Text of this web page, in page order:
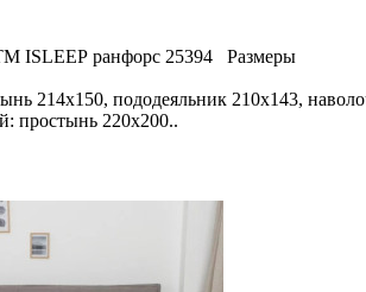
ISLEEP ранфорс 25394 Размеры
214х150, пододеяльник 210х143,
простынь 220х200..